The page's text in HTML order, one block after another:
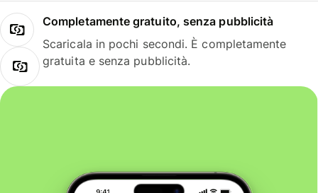
Completamente gratuito, senza pubblicità
Scaricala in pochi secondi. È completamente
gratuita e senza pubblicità.